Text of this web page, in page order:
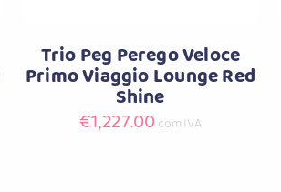
Trio Peg Perego Veloce
Primo Viaggio Lounge Red
Shine
€1,227.00 com IVA